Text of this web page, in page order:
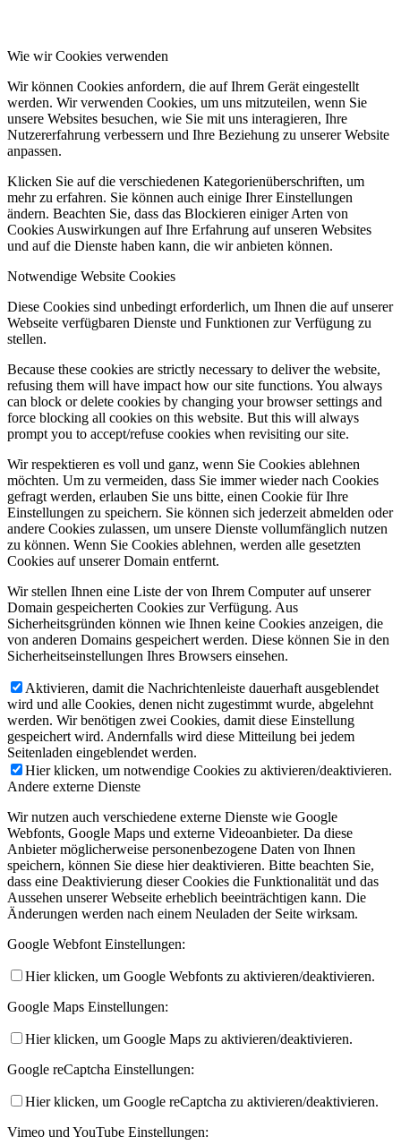
Wie wir Cookies verwenden
Wir können Cookies anfordern, die auf Ihrem Gerät eingestellt
werden. Wir verwenden Cookies, um uns mitzuteilen, wenn Sie
unsere Websites besuchen, wie Sie mit uns interagieren, Ihre
Nutzererfahrung verbessern und Ihre Beziehung zu unserer Website
anpassen.
Klicken Sie auf die verschiedenen Kategorienüberschriften, um
mehr zu erfahren. Sie können auch einige Ihrer Einstellungen
ändern. Beachten Sie, dass das Blockieren einiger Arten von
Cookies Auswirkungen auf Ihre Erfahrung auf unseren Websites
und auf die Dienste haben kann, die wir anbieten können.
Notwendige Website Cookies
Diese Cookies sind unbedingt erforderlich, um Ihnen die auf unserer
Webseite verfügbaren Dienste und Funktionen zur Verfügung zu
stellen.
Because these cookies are strictly necessary to deliver the website,
refusing them will have impact how our site functions. You always
can block or delete cookies by changing your browser settings and
force blocking all cookies on this website. But this will always
prompt you to accept/refuse cookies when revisiting our site.
Wir respektieren es voll und ganz, wenn Sie Cookies ablehnen
möchten. Um zu vermeiden, dass Sie immer wieder nach Cookies
gefragt werden, erlauben Sie uns bitte, einen Cookie für Ihre
Einstellungen zu speichern. Sie können sich jederzeit abmelden oder
andere Cookies zulassen, um unsere Dienste vollumfänglich nutzen
zu können. Wenn Sie Cookies ablehnen, werden alle gesetzten
Cookies auf unserer Domain entfernt.
Wir stellen Ihnen eine Liste der von Ihrem Computer auf unserer
Domain gespeicherten Cookies zur Verfügung. Aus
Sicherheitsgründen können wie Ihnen keine Cookies anzeigen, die
von anderen Domains gespeichert werden. Diese können Sie in den
Sicherheitseinstellungen Ihres Browsers einsehen.
Aktivieren, damit die Nachrichtenleiste dauerhaft ausgeblendet
wird und alle Cookies, denen nicht zugestimmt wurde, abgelehnt
werden. Wir benötigen zwei Cookies, damit diese Einstellung
gespeichert wird. Andernfalls wird diese Mitteilung bei jedem
Seitenladen eingeblendet werden.
Hier klicken, um notwendige Cookies zu aktivieren/deaktivieren.
Andere externe Dienste
Wir nutzen auch verschiedene externe Dienste wie Google
Webfonts, Google Maps und externe Videoanbieter. Da diese
Anbieter möglicherweise personenbezogene Daten von Ihnen
speichern, können Sie diese hier deaktivieren. Bitte beachten Sie,
dass eine Deaktivierung dieser Cookies die Funktionalität und das
Aussehen unserer Webseite erheblich beeinträchtigen kann. Die
Änderungen werden nach einem Neuladen der Seite wirksam.
Google Webfont Einstellungen:
Hier klicken, um Google Webfonts zu aktivieren/deaktivieren.
Google Maps Einstellungen:
Hier klicken, um Google Maps zu aktivieren/deaktivieren.
Google reCaptcha Einstellungen:
Hier klicken, um Google reCaptcha zu aktivieren/deaktivieren.
Vimeo und YouTube Einstellungen: